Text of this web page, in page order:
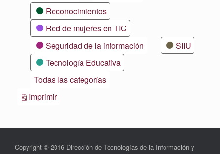
Reconocimientos
Red de mujeres en TIC
Seguridad de la información
SIIU
Tecnología Educativa
Todas las categorías
ImprimirVistas
Copyright © 2016 Dirección de Tecnologías de la Información y